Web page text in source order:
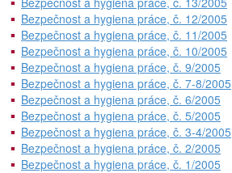
Bezpečnost a hygiena práce, č. 12/2005
Bezpečnost a hygiena práce, č. 11/2005
Bezpečnost a hygiena práce, č. 10/2005
Bezpečnost a hygiena práce, č. 9/2005
Bezpečnost a hygiena práce, č. 7-8/2005
Bezpečnost a hygiena práce, č. 6/2005
Bezpečnost a hygiena práce, č. 5/2005
Bezpečnost a hygiena práce, č. 3-4/2005
Bezpečnost a hygiena práce, č. 2/2005
Bezpečnost a hygiena práce, č. 1/2005